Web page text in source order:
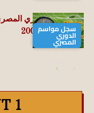
سجل مواسم
الدوري
المصري
موسم 2004-2005
1 COMMENT